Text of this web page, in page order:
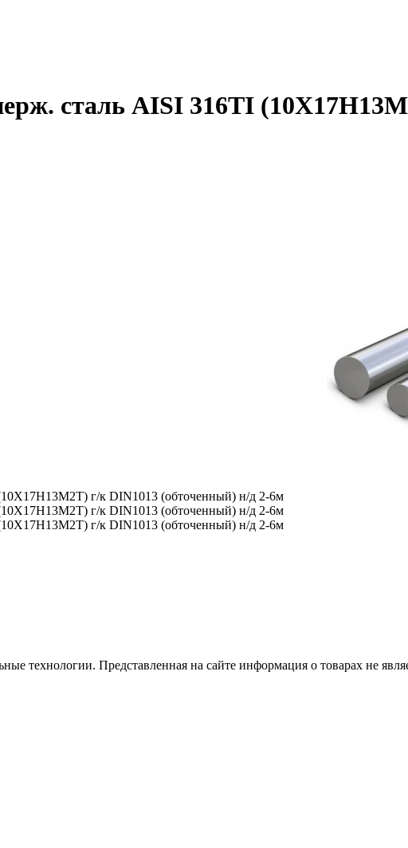
сталь AISI 316TI
технологии. Представленная на сайте информация о товарах не